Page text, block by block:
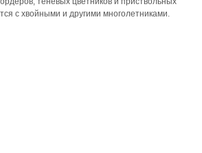
с хвойными и другими многолетниками.